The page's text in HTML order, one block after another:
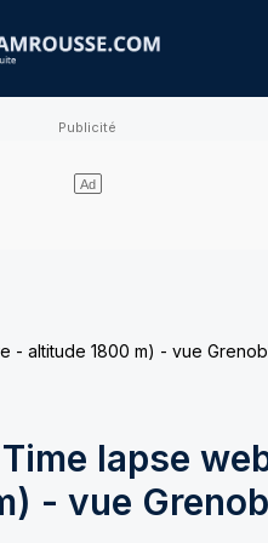
- altitude 1800 m) - vue
lapse
- vue